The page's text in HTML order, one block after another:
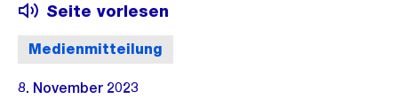
Medienmitteilung
Seite vorlesen
8. November 2023